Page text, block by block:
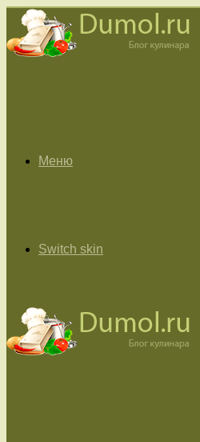
Меню
Switch skin